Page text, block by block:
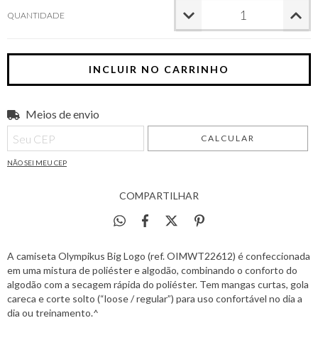
QUANTIDADE
Entregas para o CEP:
Meios de envio
CALCULAR
NÃO SEI MEU CEP
COMPARTILHAR
A camiseta Olympikus Big Logo (ref. OIMWT22612) é confeccionada
em uma mistura de poliéster e algodão, combinando o conforto do
algodão com a secagem rápida do poliéster. Tem mangas curtas, gola
careca e corte solto (“loose / regular”) para uso confortável no dia a
dia ou treinamento.^